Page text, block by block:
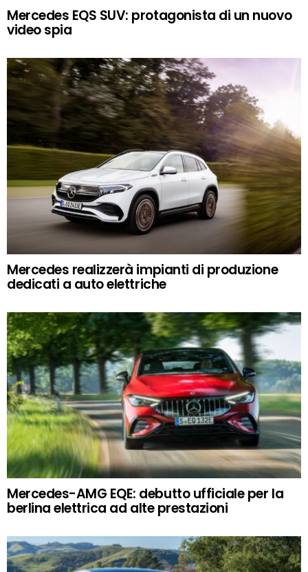
Mercedes EQS SUV: protagonista di un nuovo
video spia
Mercedes realizzerà impianti di produzione
dedicati a auto elettriche
Mercedes-AMG EQE: debutto ufficiale per la
berlina elettrica ad alte prestazioni